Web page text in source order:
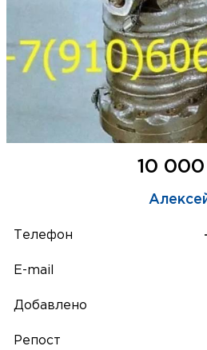
10 000
Телефон
E-mail
Добавлено
Репост